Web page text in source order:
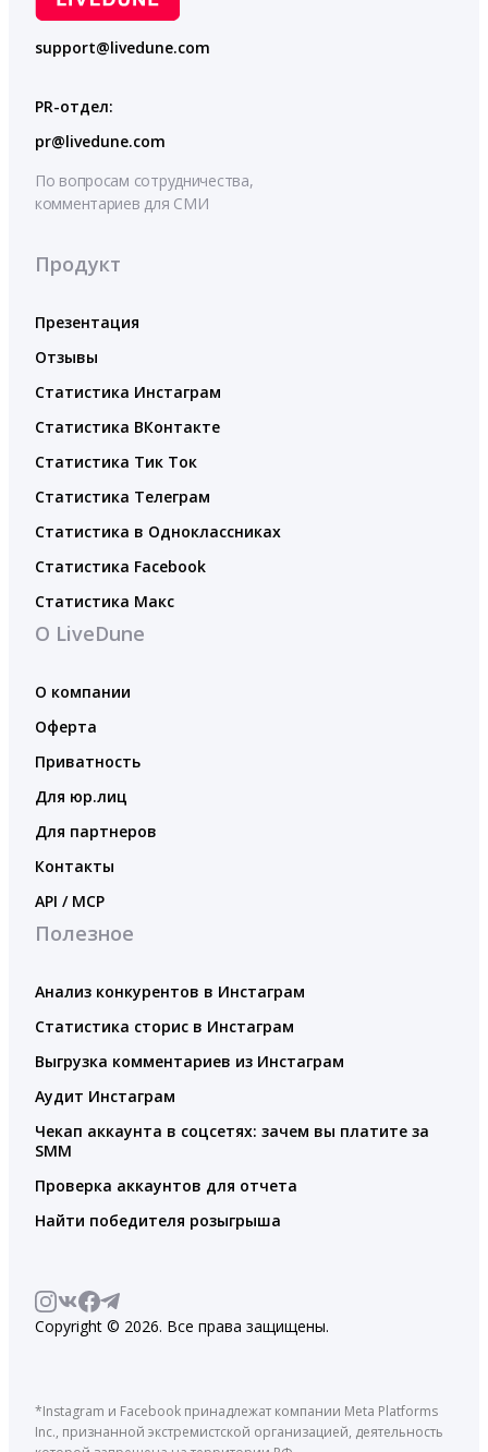
support@livedune.com
PR-отдел:
pr@livedune.com
По вопросам сотрудничества,
комментариев для СМИ
Продукт
Презентация
Отзывы
Статистика Инстаграм
Статистика ВКонтакте
Статистика Тик Ток
Статистика Телеграм
Статистика в Одноклассниках
Статистика Facebook
Статистика Макс
О LiveDune
О компании
Оферта
Приватность
Для юр.лиц
Для партнеров
Контакты
API / MCP
Полезное
Анализ конкурентов в Инстаграм
Статистика сторис в Инстаграм
Выгрузка комментариев из Инстаграм
Аудит Инстаграм
Чекап аккаунта в соцсетях: зачем вы платите за
SMM
Проверка аккаунтов для отчета
Найти победителя розыгрыша
Copyright © 2026. Все права защищены.
*Instagram и Facebook принадлежат компании Meta Platforms
Inc., признанной экстремистской организацией, деятельность